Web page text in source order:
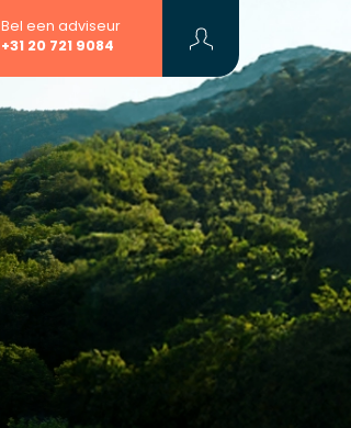
Bel een adviseur
+31 20 721 9084